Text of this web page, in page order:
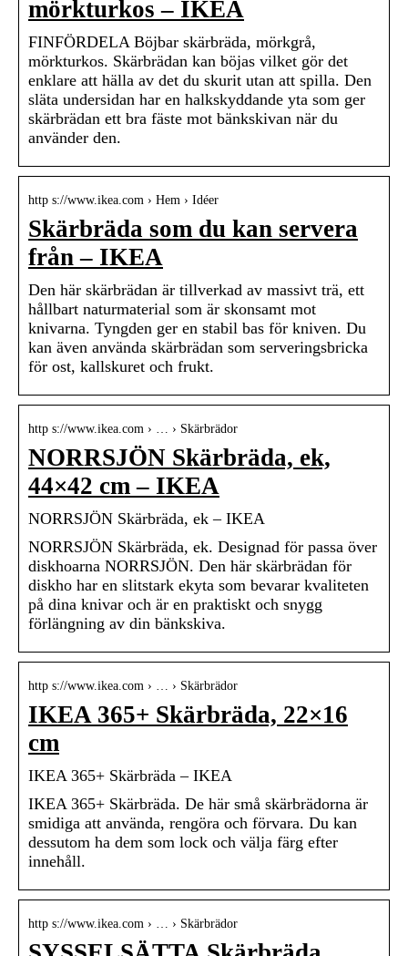
mörkturkos – IKEA
FINFÖRDELA Böjbar skärbräda, mörkgrå,
mörkturkos. Skärbrädan kan böjas vilket gör det
enklare att hälla av det du skurit utan att spilla. Den
släta undersidan har en halkskyddande yta som ger
skärbrädan ett bra fäste mot bänkskivan när du
använder den.
http s://www.ikea.com › Hem › Idéer
Skärbräda som du kan servera
från – IKEA
Den här skärbrädan är tillverkad av massivt trä, ett
hållbart naturmaterial som är skonsamt mot
knivarna. Tyngden ger en stabil bas för kniven. Du
kan även använda skärbrädan som serveringsbricka
för ost, kallskuret och frukt.
http s://www.ikea.com › … › Skärbrädor
NORRSJÖN Skärbräda, ek,
44×42 cm – IKEA
NORRSJÖN Skärbräda, ek – IKEA
NORRSJÖN Skärbräda, ek. Designad för passa över
diskhoarna NORRSJÖN. Den här skärbrädan för
diskho har en slitstark ekyta som bevarar kvaliteten
på dina knivar och är en praktiskt och snygg
förlängning av din bänkskiva.
http s://www.ikea.com › … › Skärbrädor
IKEA 365+ Skärbräda, 22×16
cm
IKEA 365+ Skärbräda – IKEA
IKEA 365+ Skärbräda. De här små skärbrädorna är
smidiga att använda, rengöra och förvara. Du kan
dessutom ha dem som lock och välja färg efter
innehåll.
http s://www.ikea.com › … › Skärbrädor